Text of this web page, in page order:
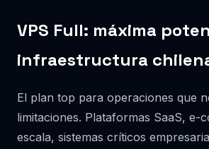
VPS Full: máxima
infraestructura
El plan top para operaciones que
limitaciones. Plataformas SaaS, e-
escala, sistemas críticos